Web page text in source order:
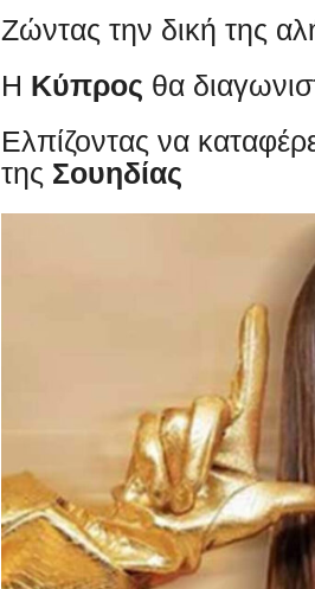
Ζώντας την δική της
Η Κύπρος θα
Ελπίζοντας να
της Σουηδίας